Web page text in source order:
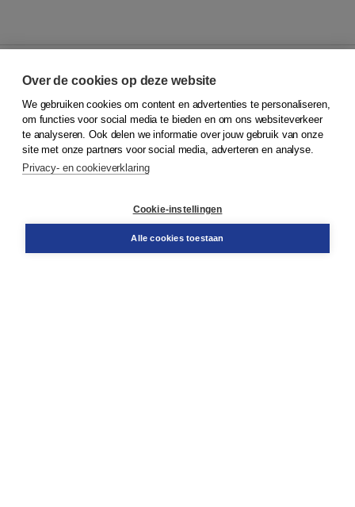
© 2026Koninklijke Boom uitgevers
Klantenservice
Service & informatie
Contact
Over de cookies op deze website
We gebruiken cookies om content en advertenties te personaliseren,
om functies voor social media te bieden en om ons websiteverkeer
te analyseren. Ook delen we informatie over jouw gebruik van onze
site met onze partners voor social media, adverteren en analyse.
Privacy- en cookieverklaring
Cookie-instellingen
Alle cookies toestaan